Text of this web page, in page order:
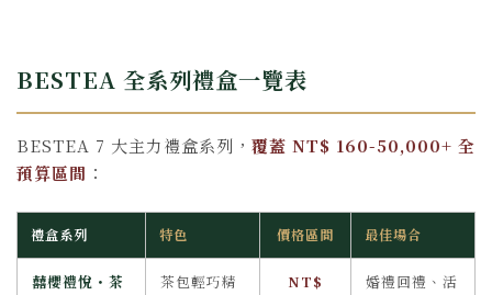
BESTEA 全系列禮盒一覽表
BESTEA 7 大主力禮盒系列， 覆蓋 NT$ 160-50,000+ 全
預算區間 ：
禮盒系列 特色 價格區間 最佳場合
囍櫻禮悅・茶
茶包輕巧精
NT$
婚禮回禮、活